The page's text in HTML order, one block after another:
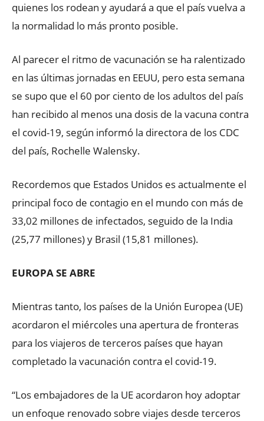
quienes los rodean y ayudará a que el país vuelva a
la normalidad lo más pronto posible.
Al parecer el ritmo de vacunación se ha ralentizado
en las últimas jornadas en EEUU, pero esta semana
se supo que el 60 por ciento de los adultos del país
han recibido al menos una dosis de la vacuna contra
el covid-19, según informó la directora de los CDC
del país, Rochelle Walensky.
Recordemos que Estados Unidos es actualmente el
principal foco de contagio en el mundo con más de
33,02 millones de infectados, seguido de la India
(25,77 millones) y Brasil (15,81 millones).
EUROPA SE ABRE
Mientras tanto, los países de la Unión Europea (UE)
acordaron el miércoles una apertura de fronteras
para los viajeros de terceros países que hayan
completado la vacunación contra el covid-19.
“Los embajadores de la UE acordaron hoy adoptar
un enfoque renovado sobre viajes desde terceros